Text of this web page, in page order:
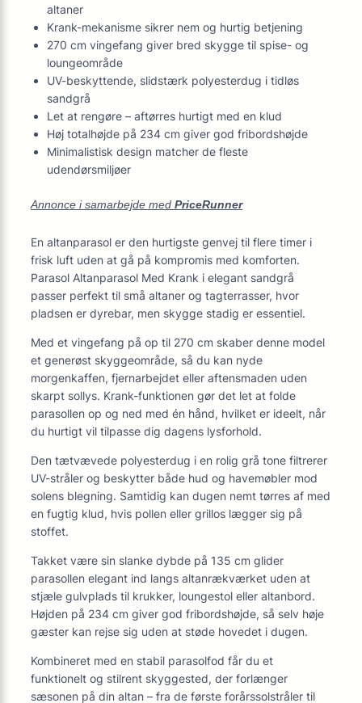
altaner
Krank-mekanisme sikrer nem og hurtig betjening
270 cm vingefang giver bred skygge til spise- og
loungeområde
UV-beskyttende, slidstærk polyesterdug i tidløs
sandgrå
Let at rengøre – aftørres hurtigt med en klud
Høj totalhøjde på 234 cm giver god fribordshøjde
Minimalistisk design matcher de fleste
udendørsmiljøer
Annonce i samarbejde med PriceRunner
En altanparasol er den hurtigste genvej til flere timer i
frisk luft uden at gå på kompromis med komforten.
Parasol Altanparasol Med Krank i elegant sandgrå
passer perfekt til små altaner og tagterrasser, hvor
pladsen er dyrebar, men skygge stadig er essentiel.
Med et vingefang på op til 270 cm skaber denne model
et generøst skyggeområde, så du kan nyde
morgenkaffen, fjernarbejdet eller aftensmaden uden
skarpt sollys. Krank-funktionen gør det let at folde
parasollen op og ned med én hånd, hvilket er ideelt, når
du hurtigt vil tilpasse dig dagens lysforhold.
Den tætvævede polyesterdug i en rolig grå tone filtrerer
UV-stråler og beskytter både hud og havemøbler mod
solens blegning. Samtidig kan dugen nemt tørres af med
en fugtig klud, hvis pollen eller grillos lægger sig på
stoffet.
Takket være sin slanke dybde på 135 cm glider
parasollen elegant ind langs altanrækværket uden at
stjæle gulvplads til krukker, loungestol eller altanbord.
Højden på 234 cm giver god fribordshøjde, så selv høje
gæster kan rejse sig uden at støde hovedet i dugen.
Kombineret med en stabil parasolfod får du et
funktionelt og stilrent skyggested, der forlænger
sæsonen på din altan – fra de første forårssolstråler til